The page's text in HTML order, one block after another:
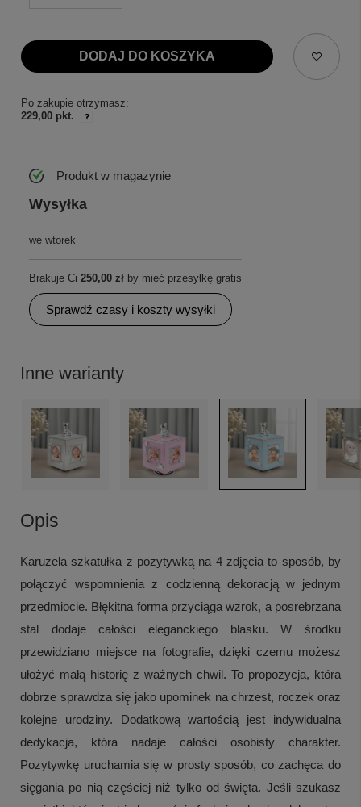
DODAJ DO KOSZYKA
Po zakupie otrzymasz:
229,00 pkt.
Produkt w magazynie
Wysyłka
we wtorek
Brakuje Ci 250,00 zł by mieć przesyłkę gratis
Sprawdź czasy i koszty wysyłki
Inne warianty
Opis
Karuzela szkatułka z pozytywką na 4 zdjęcia to sposób, by
połączyć wspomnienia z codzienną dekoracją w jednym
przedmiocie. Błękitna forma przyciąga wzrok, a posrebrzana
stal dodaje całości eleganckiego blasku. W środku
przewidziano miejsce na fotografie, dzięki czemu możesz
ułożyć małą historię z ważnych chwil. To propozycja, która
dobrze sprawdza się jako upominek na chrzest, roczek oraz
kolejne urodziny. Dodatkową wartością jest indywidualna
dedykacja, która nadaje całości osobisty charakter.
Pozytywkę uruchamia się w prosty sposób, co zachęca do
sięgania po nią częściej niż tylko od święta. Jeśli szukasz